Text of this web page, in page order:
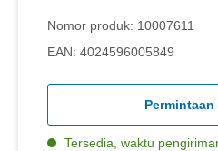
Nomor produk: 10007611
EAN: 4024596005849
Tersedia, waktu